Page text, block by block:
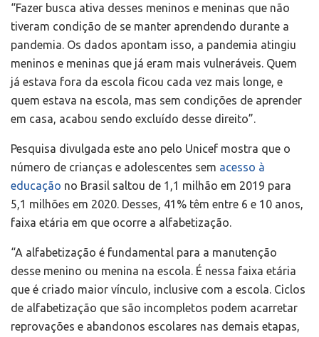
“Fazer busca ativa desses meninos e meninas que não
tiveram condição de se manter aprendendo durante a
pandemia. Os dados apontam isso, a pandemia atingiu
meninos e meninas que já eram mais vulneráveis. Quem
já estava fora da escola ficou cada vez mais longe, e
quem estava na escola, mas sem condições de aprender
em casa, acabou sendo excluído desse direito”.
Pesquisa divulgada este ano pelo Unicef mostra que o
número de crianças e adolescentes sem acesso à
educação no Brasil saltou de 1,1 milhão em 2019 para
5,1 milhões em 2020. Desses, 41% têm entre 6 e 10 anos,
faixa etária em que ocorre a alfabetização.
“A alfabetização é fundamental para a manutenção
desse menino ou menina na escola. É nessa faixa etária
que é criado maior vínculo, inclusive com a escola. Ciclos
de alfabetização que são incompletos podem acarretar
reprovações e abandonos escolares nas demais etapas,